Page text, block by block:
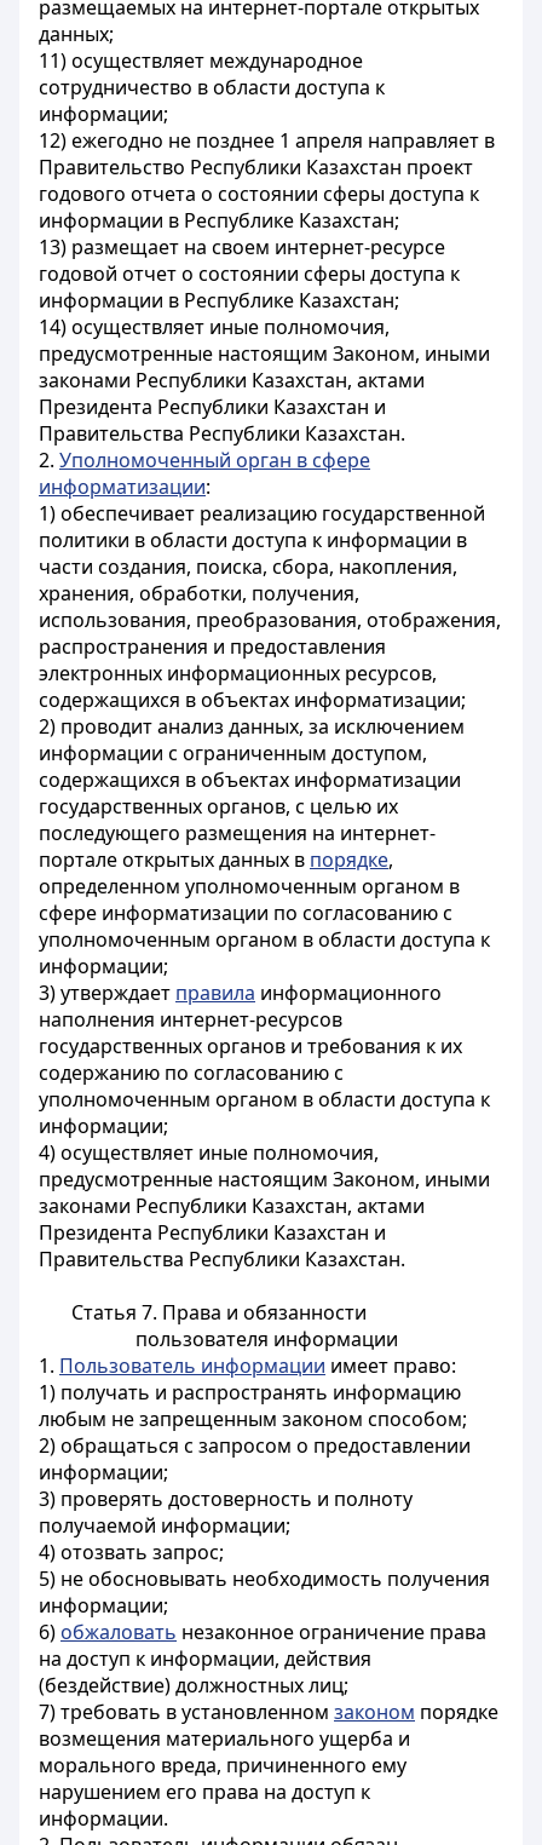
размещаемых на интернет-портале открытых
данных;
11) осуществляет международное
сотрудничество в области доступа к
информации;
12) ежегодно не позднее 1 апреля направляет в
Правительство Республики Казахстан проект
годового отчета о состоянии сферы доступа к
информации в Республике Казахстан;
13) размещает на своем интернет-ресурсе
годовой отчет о состоянии сферы доступа к
информации в Республике Казахстан;
14) осуществляет иные полномочия,
предусмотренные настоящим Законом, иными
законами Республики Казахстан, актами
Президента Республики Казахстан и
Правительства Республики Казахстан.
2. Уполномоченный орган в сфере
информатизации:
1) обеспечивает реализацию государственной
политики в области доступа к информации в
части создания, поиска, сбора, накопления,
хранения, обработки, получения,
использования, преобразования, отображения,
распространения и предоставления
электронных информационных ресурсов,
содержащихся в объектах информатизации;
2) проводит анализ данных, за исключением
информации с ограниченным доступом,
содержащихся в объектах информатизации
государственных органов, с целью их
последующего размещения на интернет-
портале открытых данных в порядке,
определенном уполномоченным органом в
сфере информатизации по согласованию с
уполномоченным органом в области доступа к
информации;
3) утверждает правила информационного
наполнения интернет-ресурсов
государственных органов и требования к их
содержанию по согласованию с
уполномоченным органом в области доступа к
информации;
4) осуществляет иные полномочия,
предусмотренные настоящим Законом, иными
законами Республики Казахстан, актами
Президента Республики Казахстан и
Правительства Республики Казахстан.
Статья 7. Права и обязанности
пользователя информации
1. Пользователь информации имеет право:
1) получать и распространять информацию
любым не запрещенным законом способом;
2) обращаться с запросом о предоставлении
информации;
3) проверять достоверность и полноту
получаемой информации;
4) отозвать запрос;
5) не обосновывать необходимость получения
информации;
6) обжаловать незаконное ограничение права
на доступ к информации, действия
(бездействие) должностных лиц;
7) требовать в установленном законом порядке
возмещения материального ущерба и
морального вреда, причиненного ему
нарушением его права на доступ к
информации.